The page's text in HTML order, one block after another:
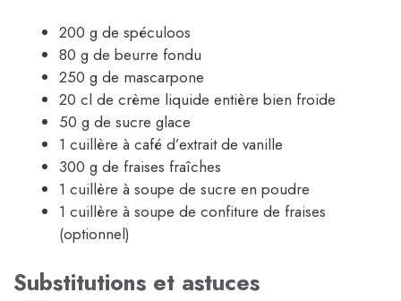
200 g de spéculoos
80 g de beurre fondu
250 g de mascarpone
20 cl de crème liquide entière bien froide
50 g de sucre glace
1 cuillère à café d’extrait de vanille
300 g de fraises fraîches
1 cuillère à soupe de sucre en poudre
1 cuillère à soupe de confiture de fraises
(optionnel)
Substitutions et astuces